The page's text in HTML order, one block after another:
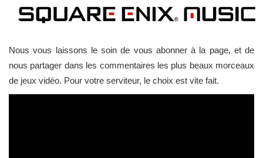
Nous vous laissons le soin de vous abonner à la page, et de
nous partager dans les commentaires les plus beaux morceaux
de jeux vidéo. Pour votre serviteur, le choix est vite fait.